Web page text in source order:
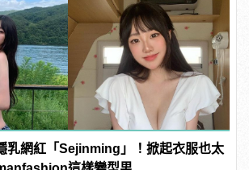
乳網紅「Sejinming」！掀起衣服也太